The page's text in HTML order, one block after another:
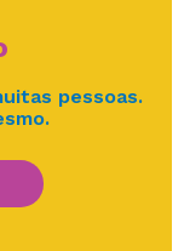
pessoas.